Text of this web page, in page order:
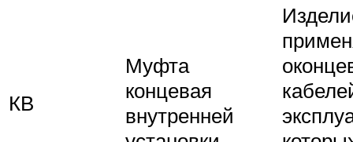
КВ
Муфта
концевая
внутренней